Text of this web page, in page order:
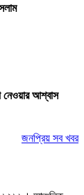
নেওয়ার আশ্বাস
জনপ্রিয় সব খবর